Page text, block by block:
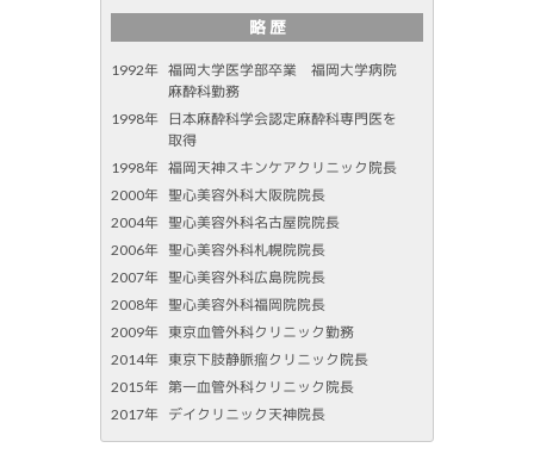
略 歴
1992年 福岡大学医学部卒業 福岡大学病院
麻酔科勤務
1998年
日本麻酔科学会認定麻酔科専門医を
取得
1998年 福岡天神スキンケアクリニック院長
2000年 聖心美容外科大阪院院長
2004年 聖心美容外科名古屋院院長
2006年 聖心美容外科札幌院院長
2007年 聖心美容外科広島院院長
2008年 聖心美容外科福岡院院長
2009年 東京血管外科クリニック勤務
2014年 東京下肢静脈瘤クリニック院長
2015年 第一血管外科クリニック院長
2017年 デイクリニック天神院長